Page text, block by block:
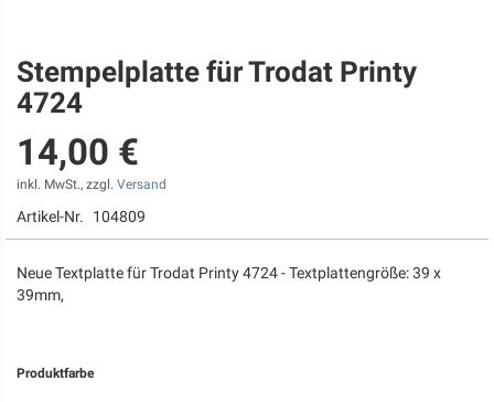
Zum
Anfang
der
springen
Stempelplatte für Trodat Printy
4724
14,00 €
inkl. MwSt., zzgl. Versand
Artikel-Nr. 104809
Neue Textplatte für Trodat Printy 4724 - Textplattengröße: 39 x
39mm,
Produktfarbe